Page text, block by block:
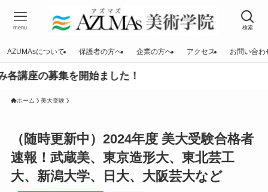
検索
menu
AZUMAsについて 保護者の方へ 企業の方へ アクセス お問い合わ
始ました！
ホーム 美大受験
（随時更新中）2024年度 美大受験合格者
速報！武蔵美、東京造形大、東北芸工
大、新潟大学、日大、大阪芸大など